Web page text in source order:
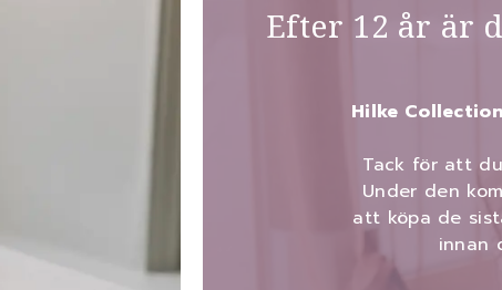
Efter 12 år är
Hilke
Tack för att
Under den
att köpa de
innan